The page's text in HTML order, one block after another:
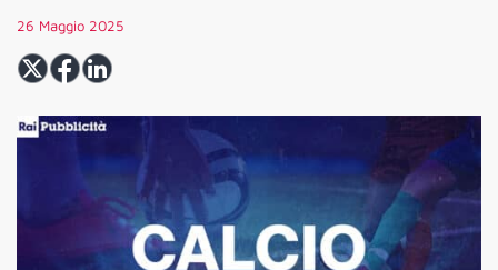
26 Maggio 2025